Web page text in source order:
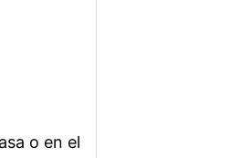
o en el